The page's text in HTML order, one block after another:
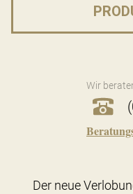
Wir
Der neue